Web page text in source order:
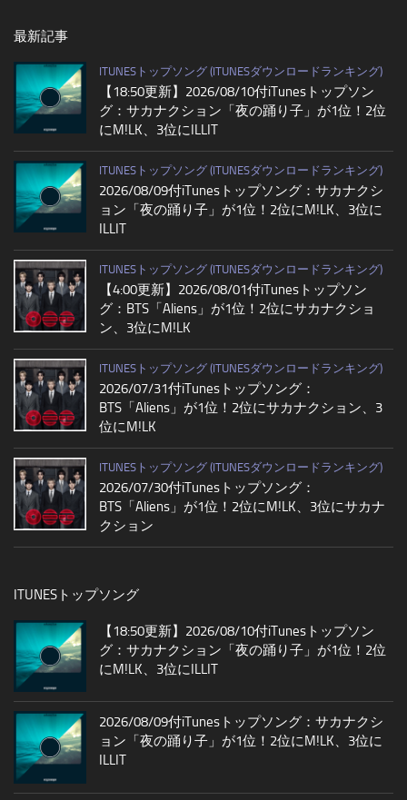
最新記事
ITUNESトップソング (ITUNESダウンロードランキング)
【18:50更新】2026/08/10付iTunesトップソン
グ：サカナクション「夜の踊り子」が1位！2位
にM!LK、3位にILLIT
ITUNESトップソング (ITUNESダウンロードランキング)
2026/08/09付iTunesトップソング：サカナクシ
ョン「夜の踊り子」が1位！2位にM!LK、3位に
ILLIT
ITUNESトップソング (ITUNESダウンロードランキング)
【4:00更新】2026/08/01付iTunesトップソン
グ：BTS「Aliens」が1位！2位にサカナクショ
ン、3位にM!LK
ITUNESトップソング (ITUNESダウンロードランキング)
2026/07/31付iTunesトップソング：
BTS「Aliens」が1位！2位にサカナクション、3
位にM!LK
ITUNESトップソング (ITUNESダウンロードランキング)
2026/07/30付iTunesトップソング：
BTS「Aliens」が1位！2位にM!LK、3位にサカナ
クション
ITUNESトップソング
【18:50更新】2026/08/10付iTunesトップソン
グ：サカナクション「夜の踊り子」が1位！2位
にM!LK、3位にILLIT
2026/08/09付iTunesトップソング：サカナクシ
ョン「夜の踊り子」が1位！2位にM!LK、3位に
ILLIT